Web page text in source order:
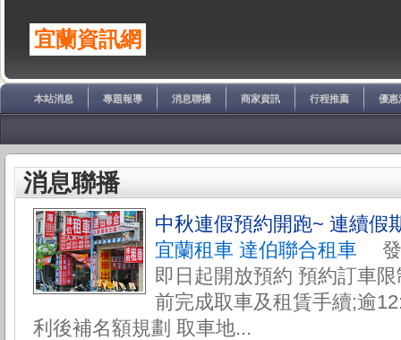
宜蘭資訊網
本站消息 專題報導 消息聯播 商家資訊 行程推薦 優惠
消息聯播
中秋連假預約開跑~ 連續假
宜蘭租車 達伯聯合租車 發
即日起開放預約 預約訂車
前完成取車及租賃手續;逾
利後補名額規劃 取車地...